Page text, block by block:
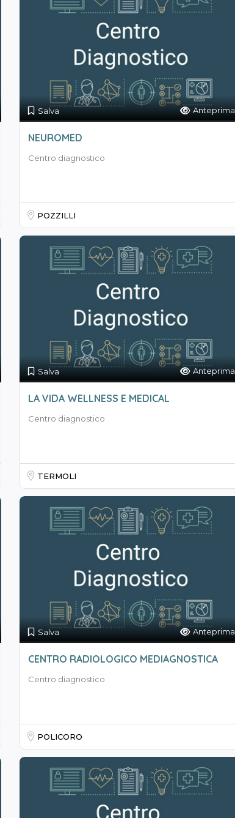
Salva Anteprima
NEUROMED
Centro diagnostico
POZZILLI
Salva Anteprima
LA VIDA WELLNESS E MEDICAL
Centro diagnostico
TERMOLI
Salva Anteprima
CENTRO RADIOLOGICO MEDIAGNOSTICA
Centro diagnostico
POLICORO